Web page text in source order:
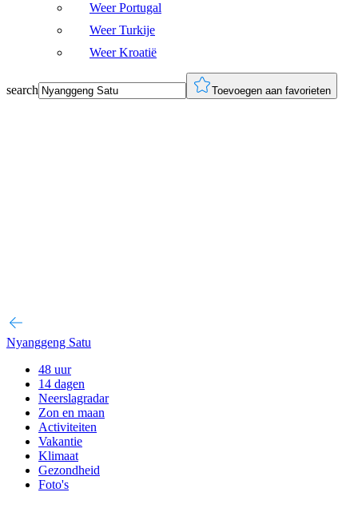
Weer Portugal
Weer Turkije
Weer Kroatië
search Toevoegen aan favorieten
Nyanggeng Satu
48 uur
14 dagen
Neerslagradar
Zon en maan
Activiteiten
Vakantie
Klimaat
Gezondheid
Foto's